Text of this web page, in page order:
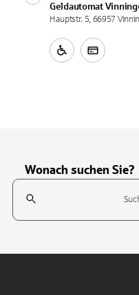
Geldautomat
Hauptstr. 5, 66957
Wonach suchen Sie?
Suchfeld